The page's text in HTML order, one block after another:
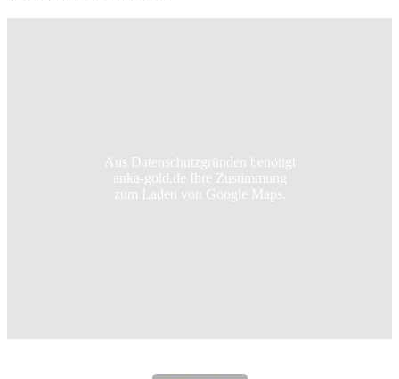
Aus Datenschutzgründen benötigt
anka-gold.de Ihre Zustimmung
zum Laden von Google Maps.